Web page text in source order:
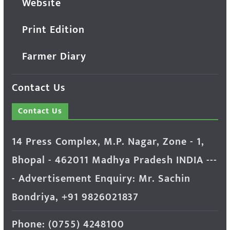
Print Edition
Farmer Diary
Contact Us
Contact Us
14 Press Complex, M.P. Nagar, Zone - 1,
Bhopal - 462011 Madhya Pradesh INDIA ---
- Advertisement Enquiry: Mr. Sachin
Bondriya, +91 9826021837
Phone: (0755) 4248100